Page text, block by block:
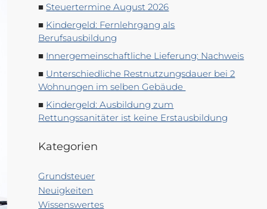
Steuertermine August 2026
Kindergeld: Fernlehrgang als
Berufsausbildung
Innergemeinschaftliche Lieferung: Nachweis
Unterschiedliche Restnutzungsdauer bei 2
Wohnungen im selben Gebäude
Kindergeld: Ausbildung zum
Rettungssanitäter ist keine Erstausbildung
Kategorien
Grundsteuer
Neuigkeiten
Wissenswertes